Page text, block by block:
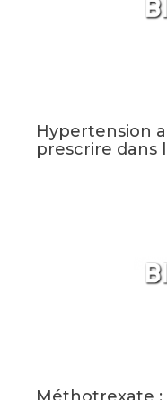
Hypertension
prescrire dans